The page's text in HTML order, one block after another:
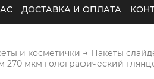
ДОСТАВКА И ОПЛАТА
и косметички → Пакеты
мкм голографический